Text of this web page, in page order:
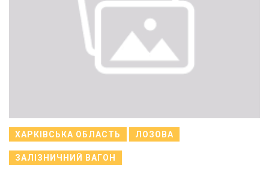
ХАРКІВСЬКА ОБЛАСТЬ ЛОЗОВА
ЗАЛІЗНИЧНИЙ ВАГОН